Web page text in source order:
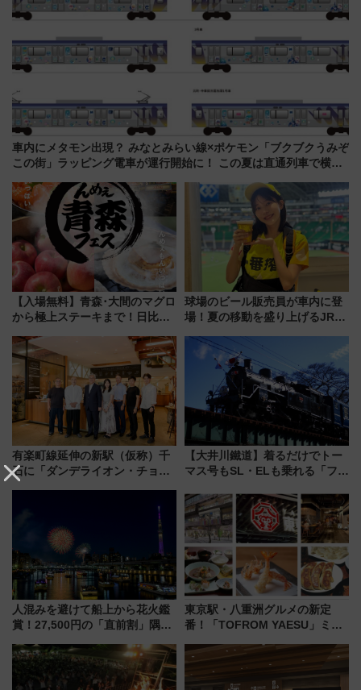
車内にメタモン出現？ みなとみらい線×ポケモン「ブクブクうみぞ
この街」ラッピング電車が運行開始に！ この夏は直通列車で横浜
【入場無料】青森･大間のマグロ
から極上ステーキまで！日比谷
人気フードフェス「肉祭」が同
時開催に！
球場のビール販売員が車内に登
場！夏の移動を盛り上げるJR九
月7日限定 ソフトバンクホーク
スとコラボ
有楽町線延伸の新駅（仮称）千
石に「ダンデライオン・チョコ
【大井川鐵道】着るだけでトー
マス号もSL・ELも乗れる「フリ
受注販売
人混みを避けて船上から花火鑑
賞！27,500円の「直前割」隅田
メも持ち込みOK
東京駅・八重洲グルメの新定
番！「TOFROM YAESU」ミシ
舗が集結した食の空間を徹底解
剖！（9/10開業）